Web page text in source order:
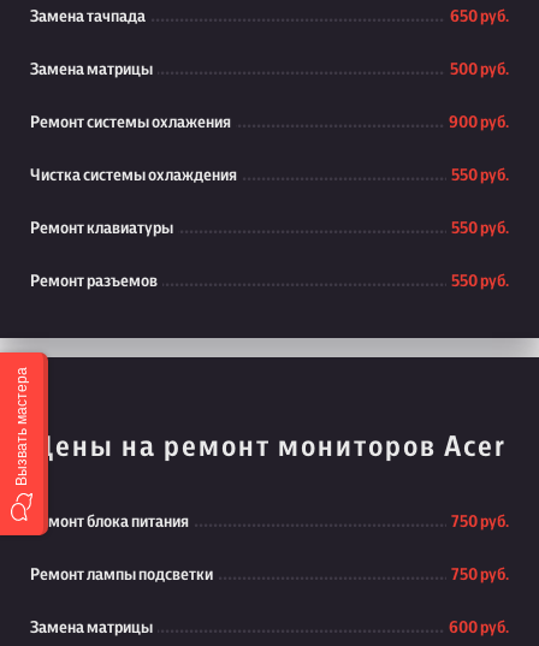
Замена тачпада 650 руб.
Замена матрицы 500 руб.
Ремонт системы охлажения 900 руб.
Чистка системы охлаждения 550 руб.
Ремонт клавиатуры 550 руб.
Ремонт разъемов 550 руб.
Цены на ремонт мониторов Acer
Ремонт блока питания 750 руб.
Ремонт лампы подсветки 750 руб.
Замена матрицы 600 руб.
Вызвать мастера